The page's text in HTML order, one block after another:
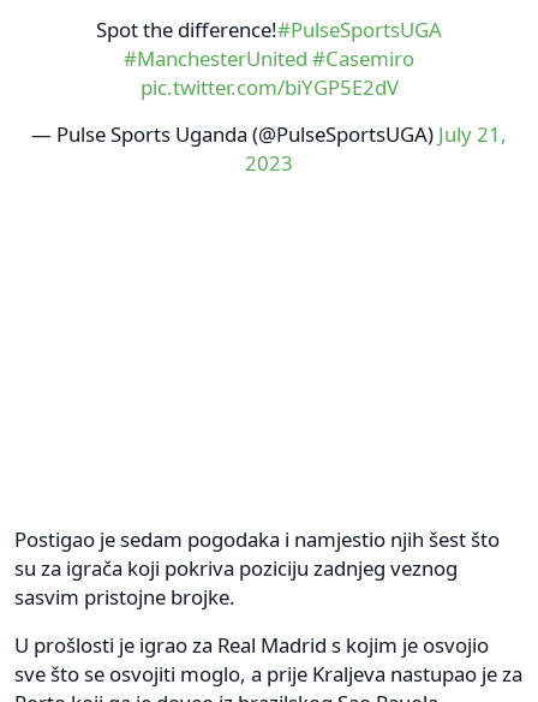
Spot the difference!#PulseSportsUGA
#ManchesterUnited #Casemiro
pic.twitter.com/biYGP5E2dV
— Pulse Sports Uganda (@PulseSportsUGA) July 21,
2023
Postigao je sedam pogodaka i namjestio njih šest što
su za igrača koji pokriva poziciju zadnjeg veznog
sasvim pristojne brojke.
U prošlosti je igrao za Real Madrid s kojim je osvojio
sve što se osvojiti moglo, a prije Kraljeva nastupao je za